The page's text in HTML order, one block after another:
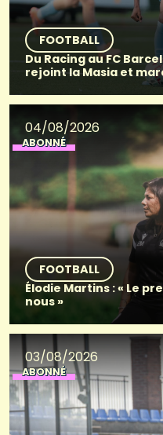
FOOTBALL
Du Racing au FC
rejoint la Masia et
04/08/2026
ABONNÉ
FOOTBALL
Élodie Martins : « Le
nous »
03/08/2026
ABONNÉ